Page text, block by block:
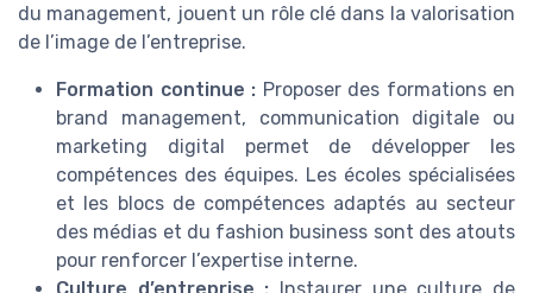
du management, jouent un rôle clé dans la valorisation
de l’image de l’entreprise.
Formation continue : Proposer des formations en
brand management, communication digitale ou
marketing digital permet de développer les
compétences des équipes. Les écoles spécialisées
et les blocs de compétences adaptés au secteur
des médias et du fashion business sont des atouts
pour renforcer l’expertise interne.
Culture d’entreprise : Instaurer une culture de